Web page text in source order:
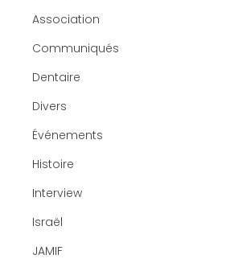
Association
Communiqués
Dentaire
Divers
Événements
Histoire
Interview
Israël
JAMIF